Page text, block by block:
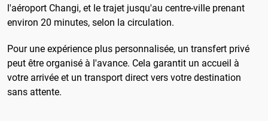
l'aéroport Changi, et le trajet jusqu'au centre-ville prenant
environ 20 minutes, selon la circulation.
Pour une expérience plus personnalisée, un transfert privé
peut être organisé à l'avance. Cela garantit un accueil à
votre arrivée et un transport direct vers votre destination
sans attente.